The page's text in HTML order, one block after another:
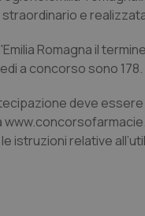
e
Romagna il
a concorso sono 178.
deve
istruzioni relative